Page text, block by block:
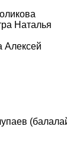
Наталья
Алексей